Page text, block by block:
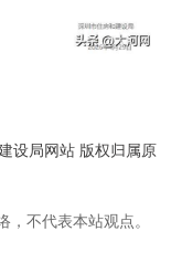
设局网站 版权归属原
不代表本站观点。